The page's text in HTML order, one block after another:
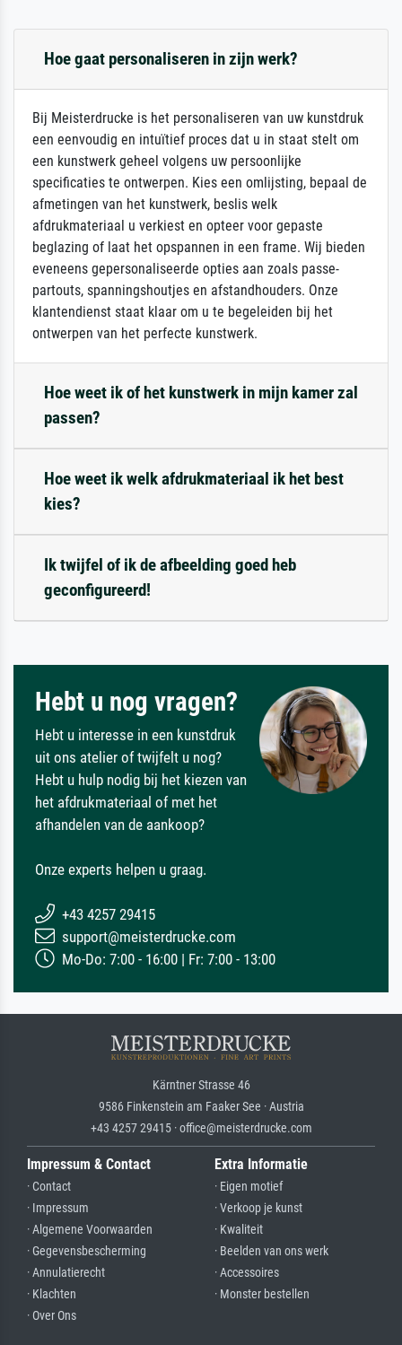
Hoe gaat personaliseren in zijn werk?
Bij Meisterdrucke is het personaliseren van uw kunstdruk
een eenvoudig en intuïtief proces dat u in staat stelt om
een kunstwerk geheel volgens uw persoonlijke
specificaties te ontwerpen. Kies een omlijsting, bepaal de
afmetingen van het kunstwerk, beslis welk
afdrukmateriaal u verkiest en opteer voor gepaste
beglazing of laat het opspannen in een frame. Wij bieden
eveneens gepersonaliseerde opties aan zoals passe-
partouts, spanningshoutjes en afstandhouders. Onze
klantendienst staat klaar om u te begeleiden bij het
ontwerpen van het perfecte kunstwerk.
Hoe weet ik of het kunstwerk in mijn kamer zal
passen?
Hoe weet ik welk afdrukmateriaal ik het best
kies?
Ik twijfel of ik de afbeelding goed heb
geconfigureerd!
Hebt u nog vragen?
Hebt u interesse in een kunstdruk
uit ons atelier of twijfelt u nog?
Hebt u hulp nodig bij het kiezen van
het afdrukmateriaal of met het
afhandelen van de aankoop?
Onze experts helpen u graag.
+43 4257 29415
support@meisterdrucke.com
Mo-Do: 7:00 - 16:00 | Fr: 7:00 - 13:00
Kärntner Strasse 46
9586 Finkenstein am Faaker See · Austria
+43 4257 29415 · office@meisterdrucke.com
Impressum & Contact
· Contact
· Impressum
· Algemene Voorwaarden
· Gegevensbescherming
· Annulatierecht
· Klachten
· Over Ons
Extra Informatie
· Eigen motief
· Verkoop je kunst
· Kwaliteit
· Beelden van ons werk
· Accessoires
· Monster bestellen